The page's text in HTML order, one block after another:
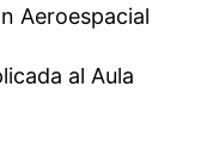
Aeroespacial
al Aula